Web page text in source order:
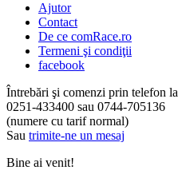
Ajutor
Contact
De ce comRace.ro
Termeni şi condiţii
facebook
Întrebări şi comenzi prin telefon la
0251-433400 sau 0744-705136
(numere cu tarif normal)
Sau trimite-ne un mesaj
Bine ai venit!